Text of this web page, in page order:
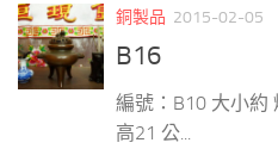
銅製品 2015-02-05
B16
編號：B10 大小約
高21 公...